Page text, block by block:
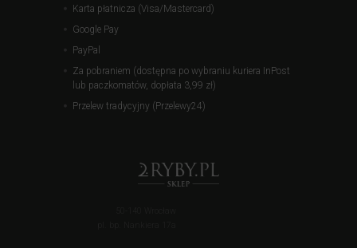
Karta płatnicza (Visa/Mastercard)
Google Pay
PayPal
Za pobraniem (dostępna po wybraniu kuriera InPost
lub paczkomatów, dopłata 3,99 zł)
Przelew tradycyjny (Przelewy24)